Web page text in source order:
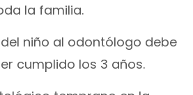
la familia.
niño al odontólogo debe
cumplido los 3 años.